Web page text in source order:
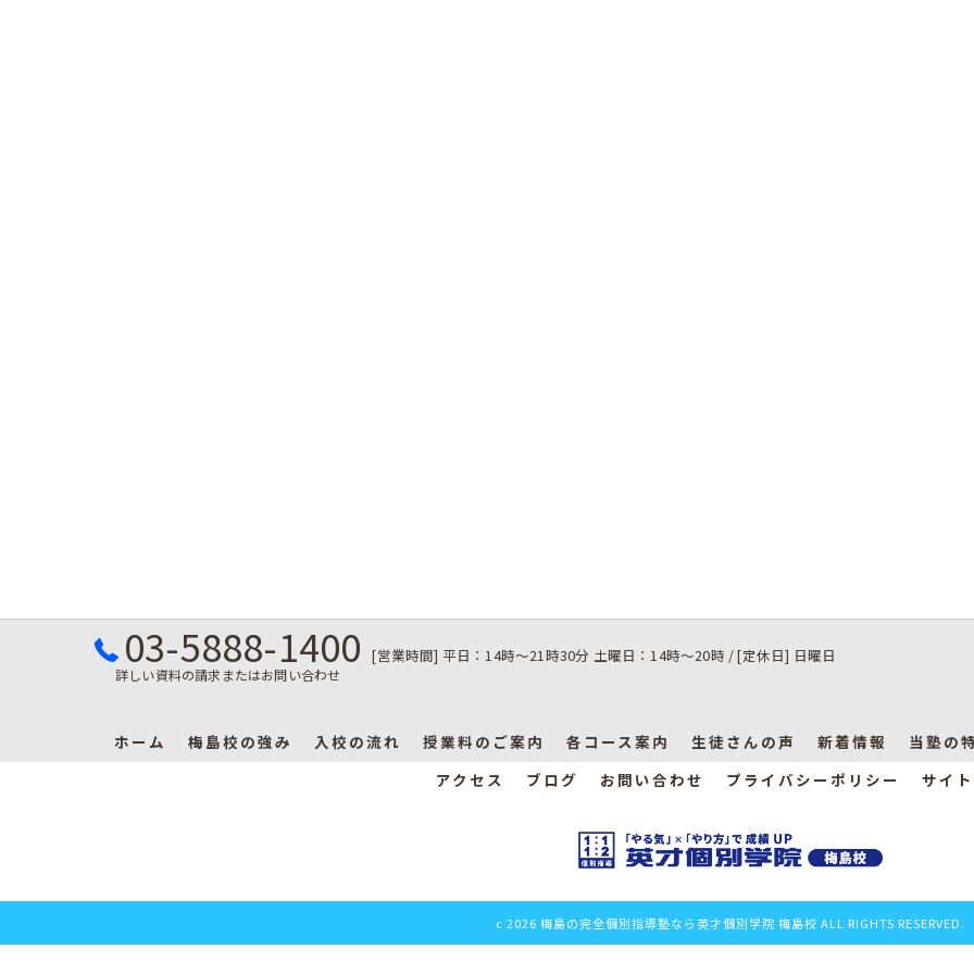
03-5888-1400
詳しい資料の請求またはお問い合わせ
[営業時間] 平日：14時～21時30分 土曜日：14時～20時 / [定休日] 日曜日
ホーム 梅島校の強み 入校の流れ 授業料のご案内 各コース案内 生徒さんの声 新着情報
当塾の
アクセス
ブログ お問い合わせ プライバシーポリシー サイ
c 2026 梅島の完全個別指導塾なら英才個別学院 梅島校 ALL RIGHTS RESERVED.